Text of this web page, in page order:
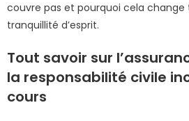
couvre pas et pourquoi cela
tranquillité d’esprit.
Tout savoir sur
la responsabilité civile
cours